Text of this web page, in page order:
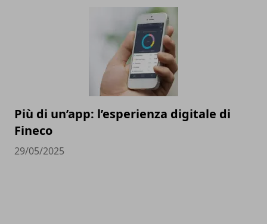
Più di un’app: l’esperienza digitale di
Fineco
29/05/2025